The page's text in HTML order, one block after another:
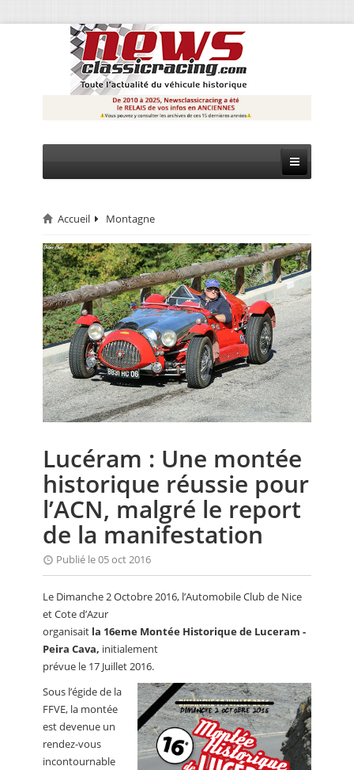
CIRCUIT
RALLYE
MONTAGNE
EVÈNEMENTS
CALENDRIER
FOCUS
ANNUAIRES
PETITES ANNONCES
Accueil Montagne
Lucéram : Une montée
historique réussie pour
l’ACN, malgré le report
de la manifestation
Publié le 05 oct 2016
Le Dimanche 2 Octobre 2016, l’Automobile Club de Nice
et Cote d’Azur
organisait la 16eme Montée Historique de Luceram -
Peira Cava, initialement
prévue le 17 Juillet 2016.
Sous l’égide de la
FFVE, la montée
est devenue un
rendez-vous
incontournable